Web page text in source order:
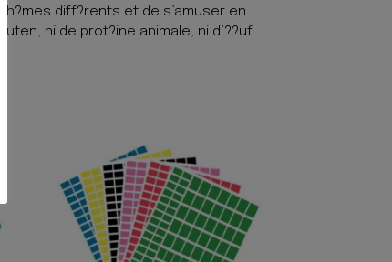
diff?rents et de s’amuser en
ni de prot?ine animale, ni d’??uf